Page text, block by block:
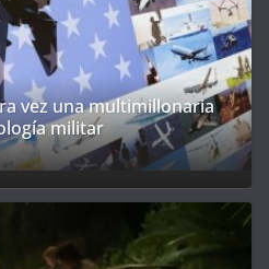
vez una multimillonaria
militar